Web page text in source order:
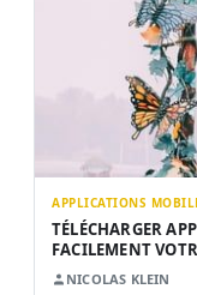
APPLICATIONS
TÉLÉCHARGER
FACILEMENT
NICOLAS KLEIN